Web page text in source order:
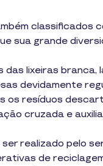
classificados
sua grande
lixeiras branca,
devidamente
os resíduos
cruzada e
realizado pelo
de